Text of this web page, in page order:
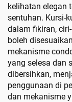
kelihatan elegan
sentuhan. Kursi-
dalam fikiran,
boleh
mekanisme
yang selesa dan
dibersihkan,
penggunaan di
dan mekanisme